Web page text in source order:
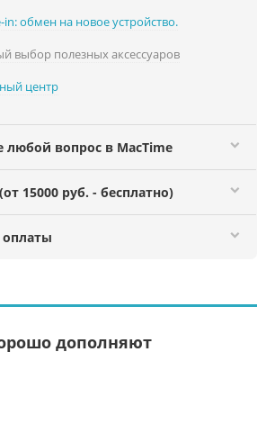
in: обмен на новое устройство.
выбор полезных аксессуаров
центр
вопрос в MacTime
15000 руб. - бесплатно)
дополняют